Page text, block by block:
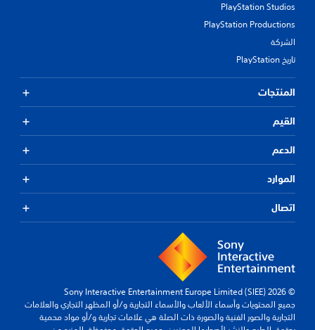
PlayStation Studios
PlayStation Productions
الشركة
تاريخ PlayStation
المنتجات
القيم
الدعم
الموارد
اتصال
© 2026 Sony Interactive Entertainment Europe Limited (SIEE)
جميع المحتويات وأسماء الألعاب والأسماء التجارية و/أو المظهر التجاري والعلامات
التجارية والصور الفنية والصورة ذات الصلة هي علامات تجارية و/أو مواد محمية